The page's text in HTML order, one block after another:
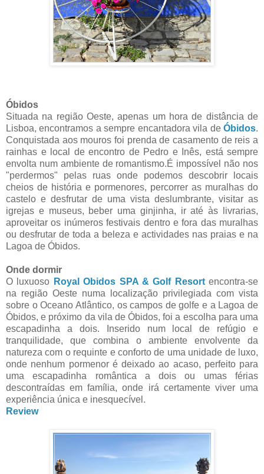
Óbidos
Situada na região Oeste, apenas um hora de distância de
Lisboa, encontramos a sempre encantadora vila de Óbidos.
Conquistada aos mouros foi prenda de casamento de reis a
rainhas e local de encontro de Pedro e Inês, está sempre
envolta num ambiente de romantismo.É impossível não nos
"perdermos" pelas ruas onde podemos descobrir locais
cheios de história e pormenores, percorrer as muralhas do
castelo e desfrutar de uma vista deslumbrante, visitar as
igrejas e museus, beber uma ginjinha, ir até às livrarias,
aproveitar os inúmeros festivais dentro e fora das muralhas
ou desfrutar de toda a beleza e actividades nas praias e na
Lagoa de Óbidos.
Onde dormir
O luxuoso Royal Obidos SPA & Golf Resortencontra-se
na região Oeste numa localização privilegiada com vista
sobre o Oceano Atlântico, os campos de golfe e a Lagoa de
Óbidos, e próximo da vila de Óbidos, foi a escolha para uma
escapadinha a dois. Inserido num local de refúgio e
tranquilidade, que combina o ambiente envolvente da
natureza com o requinte e conforto de uma unidade de luxo,
onde nenhum pormenor é deixado ao acaso, perfeito para
uma escapadinha romântica a dois ou umas férias
descontraídas em família, onde irá certamente viver uma
experiência única e inesquecível.
Review